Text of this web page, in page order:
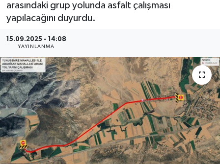
arasındaki grup yolunda asfalt çalışması
yapılacağını duyurdu.
15.09.2025 - 14:08
YAYINLANMA
Resmi İlanlar
Sağlık
Siyaset
Spor
Son Dakika Haberleri
Haber Arşivi